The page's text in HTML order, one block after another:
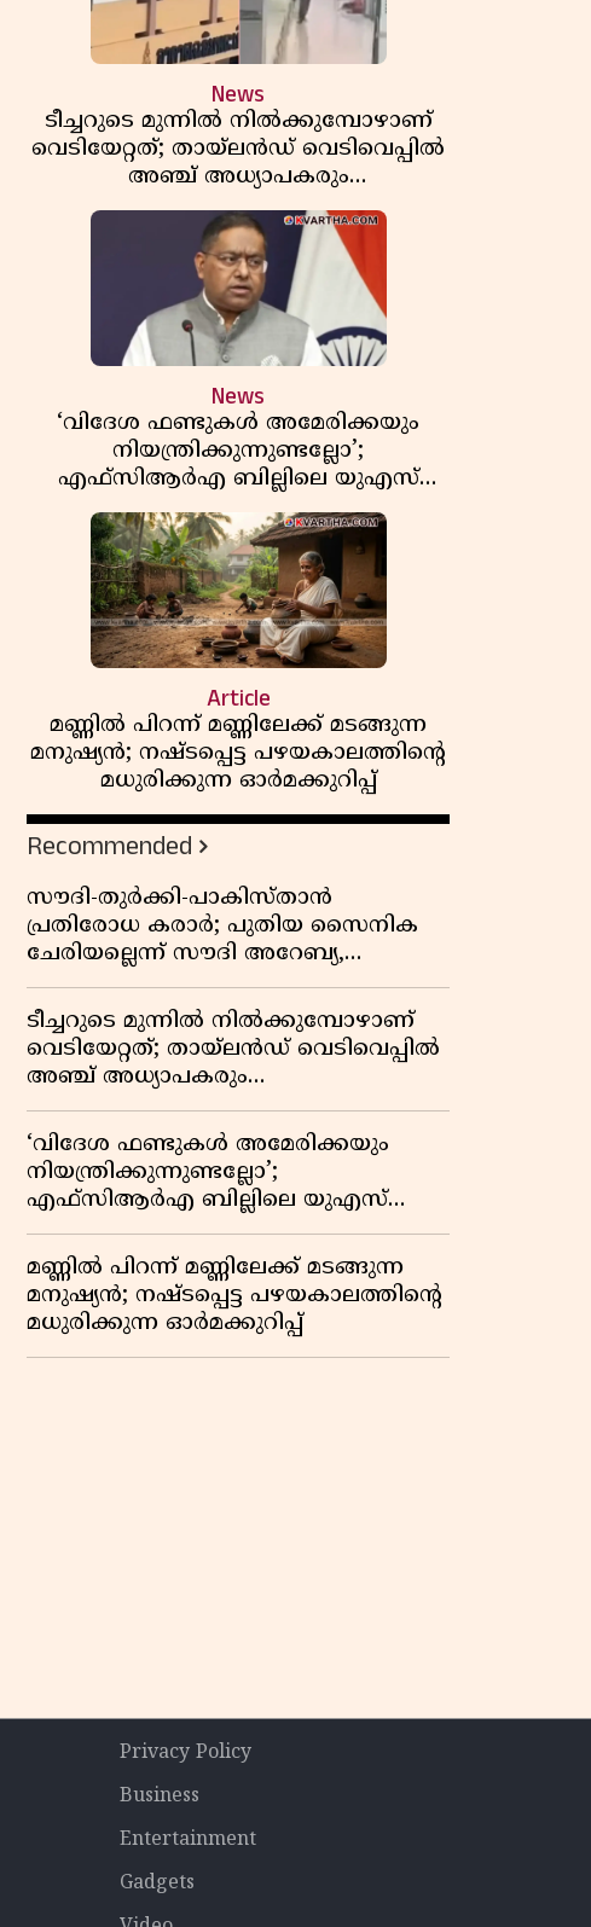
News
ടീച്ചറുടെ മുന്നിൽ നിൽക്കുമ്പോഴാണ്
വെടിയേറ്റത്; തായ്‌ലൻഡ് വെടിവെപ്പിൽ
അഞ്ച് അധ്യാപകരും
മുത്തശ്ശീമുത്തശ്ശന്മാരും കൊല്ലപ്പെട്ടു,
മരണസംഖ്യ 7; ഞെട്ടിക്കുന്ന
വെളിപ്പെടുത്തലുകൾ
News
‘വിദേശ ഫണ്ടുകൾ അമേരിക്കയും
നിയന്ത്രിക്കുന്നുണ്ടല്ലോ’;
എഫ്സിആർഎ ബില്ലിലെ യുഎസ്
വിമർശനങ്ങൾക്ക് മറുപടിയുമായി ഇന്ത്യ
Article
മണ്ണിൽ പിറന്ന് മണ്ണിലേക്ക് മടങ്ങുന്ന
മനുഷ്യൻ; നഷ്ടപ്പെട്ട പഴയകാലത്തിൻ്റെ
മധുരിക്കുന്ന ഓർമക്കുറിപ്പ്
Recommended
സൗദി-തുർക്കി-പാകിസ്താൻ
പ്രതിരോധ കരാർ; പുതിയ സൈനിക
ചേരിയല്ലെന്ന് സൗദി അറേബ്യ,
വിമർശനവുമായി ഇറാൻ
ടീച്ചറുടെ മുന്നിൽ നിൽക്കുമ്പോഴാണ്
വെടിയേറ്റത്; തായ്‌ലൻഡ് വെടിവെപ്പിൽ
അഞ്ച് അധ്യാപകരും
മുത്തശ്ശീമുത്തശ്ശന്മാരും കൊല്ലപ്പെട്ടു,
മരണസംഖ്യ 7; ഞെട്ടിക്കുന്ന
വെളിപ്പെടുത്തലുകൾ
‘വിദേശ ഫണ്ടുകൾ അമേരിക്കയും
നിയന്ത്രിക്കുന്നുണ്ടല്ലോ’;
എഫ്സിആർഎ ബില്ലിലെ യുഎസ്
വിമർശനങ്ങൾക്ക് മറുപടിയുമായി ഇന്ത്യ
മണ്ണിൽ പിറന്ന് മണ്ണിലേക്ക് മടങ്ങുന്ന
മനുഷ്യൻ; നഷ്ടപ്പെട്ട പഴയകാലത്തിൻ്റെ
മധുരിക്കുന്ന ഓർമക്കുറിപ്പ്
Privacy Policy
Business
Entertainment
Gadgets